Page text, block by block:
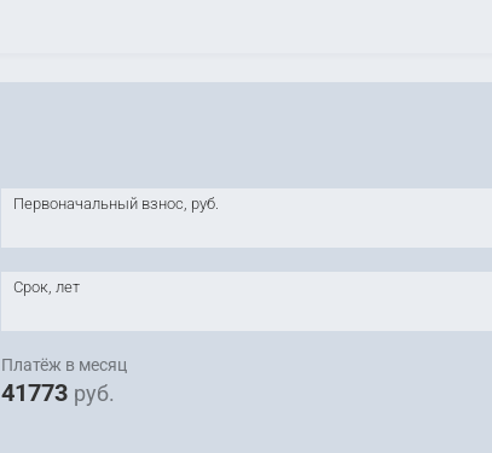
Первоначальный взнос, руб.
Срок, лет
Платёж в месяц
41773 руб.